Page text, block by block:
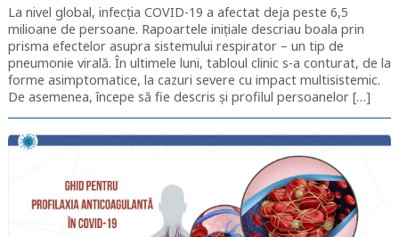
La nivel global, infecția COVID-19 a afectat deja peste 6,5
milioane de persoane. Rapoartele inițiale descriau boala prin
prisma efectelor asupra sistemului respirator – un tip de
pneumonie virală. În ultimele luni, tabloul clinic s-a conturat, de la
forme asimptomatice, la cazuri severe cu impact multisistemic.
De asemenea, începe să fie descris și profilul persoanelor […]